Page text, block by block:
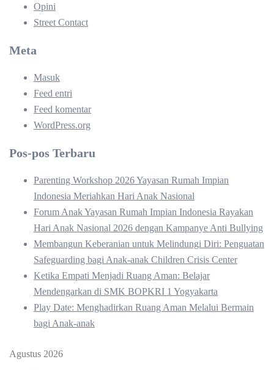
Opini
Street Contact
Meta
Masuk
Feed entri
Feed komentar
WordPress.org
Pos-pos Terbaru
Parenting Workshop 2026 Yayasan Rumah Impian
Indonesia Meriahkan Hari Anak Nasional
Forum Anak Yayasan Rumah Impian Indonesia Rayakan
Hari Anak Nasional 2026 dengan Kampanye Anti Bullying
Membangun Keberanian untuk Melindungi Diri: Penguatan
Safeguarding bagi Anak-anak Children Crisis Center
Ketika Empati Menjadi Ruang Aman: Belajar
Mendengarkan di SMK BOPKRI 1 Yogyakarta
Play Date: Menghadirkan Ruang Aman Melalui Bermain
bagi Anak-anak
Agustus 2026